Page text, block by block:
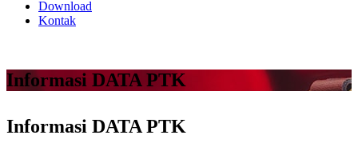
Download
Kontak
Informasi DATA PTK
Informasi DATA PTK